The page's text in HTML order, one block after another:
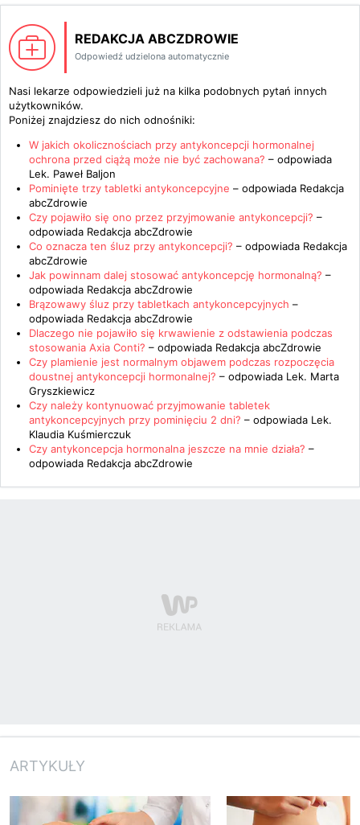
REDAKCJA ABCZDROWIE
Odpowiedź udzielona automatycznie
Nasi lekarze odpowiedzieli już na kilka podobnych pytań innych
użytkowników.
Poniżej znajdziesz do nich odnośniki:
W jakich okolicznościach przy antykoncepcji hormonalnej
ochrona przed ciążą może nie być zachowana? – odpowiada
Lek. Paweł Baljon
Pominięte trzy tabletki antykoncepcyjne – odpowiada Redakcja
abcZdrowie
Czy pojawiło się ono przez przyjmowanie antykoncepcji? –
odpowiada Redakcja abcZdrowie
Co oznacza ten śluz przy antykoncepcji? – odpowiada Redakcja
abcZdrowie
Jak powinnam dalej stosować antykoncepcję hormonalną? –
odpowiada Redakcja abcZdrowie
Brązowawy śluz przy tabletkach antykoncepcyjnych –
odpowiada Redakcja abcZdrowie
Dlaczego nie pojawiło się krwawienie z odstawienia podczas
stosowania Axia Conti? – odpowiada Redakcja abcZdrowie
Czy plamienie jest normalnym objawem podczas rozpoczęcia
doustnej antykoncepcji hormonalnej? – odpowiada Lek. Marta
Gryszkiewicz
Czy należy kontynuować przyjmowanie tabletek
antykoncepcyjnych przy pominięciu 2 dni? – odpowiada Lek.
Klaudia Kuśmierczuk
Czy antykoncepcja hormonalna jeszcze na mnie działa? –
odpowiada Redakcja abcZdrowie
ARTYKUŁY